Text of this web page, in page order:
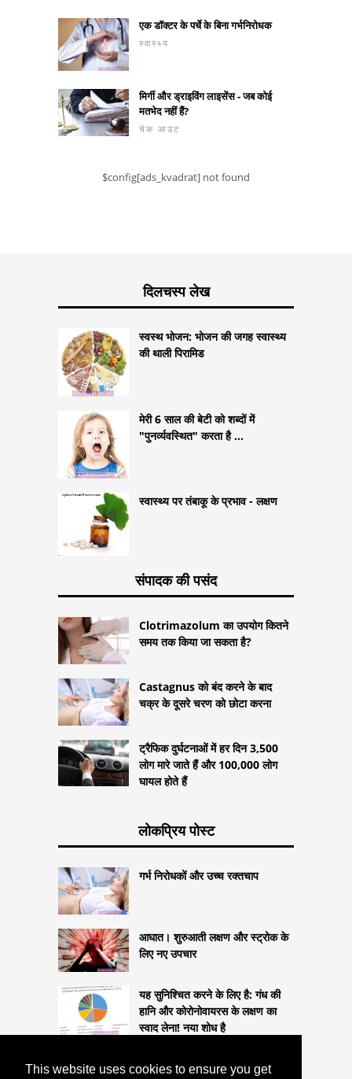
This website uses cookies to ensure you get
एक डॉक्टर के पर्चे के बिना गर्भनिरोधक
स्वास्थ्य
मिर्गी और ड्राइविंग लाइसेंस - जब कोई
मतभेद नहीं हैं?
चेक आउट
$config[ads_kvadrat] not found
दिलचस्प लेख
स्वस्थ भोजन: भोजन की जगह स्वास्थ्य
की थाली पिरामिड
मेरी 6 साल की बेटी को शब्दों में
"पुनर्व्यवस्थित" करता है ...
स्वास्थ्य पर तंबाकू के प्रभाव - लक्षण
संपादक की पसंद
Clotrimazolum का उपयोग कितने
समय तक किया जा सकता है?
Castagnus को बंद करने के बाद
चक्र के दूसरे चरण को छोटा करना
ट्रैफिक दुर्घटनाओं में हर दिन 3,500
लोग मारे जाते हैं और 100,000 लोग
घायल होते हैं
लोकप्रिय पोस्ट
गर्भ निरोधकों और उच्च रक्तचाप
आघात। शुरुआती लक्षण और स्ट्रोक के
लिए नए उपचार
यह सुनिश्चित करने के लिए है: गंध की
हानि और कोरोनोवायरस के लक्षण का
स्वाद लेना! नया शोध है